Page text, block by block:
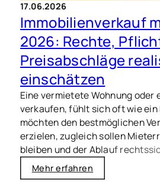
17.06.2026
Immobilienverkauf
2026: Rechte,
Preisabschläge
einschätzen
Eine vermietete Wohnung oder
verkaufen, fühlt sich oft wie ein
möchten den bestmöglichen
erzielen, zugleich sollen
bleiben und der Ablauf
2026 ist Transparenz
Mieter und Banken, die häufig
Mehr erfahren